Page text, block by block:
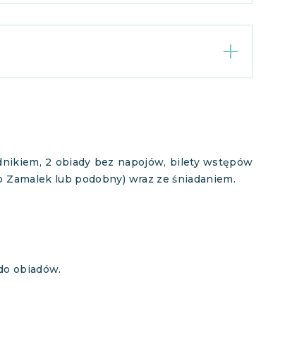
2 obiady bez napojów, bilety wstępów
lub podobny) wraz ze śniadaniem.
obiadów.